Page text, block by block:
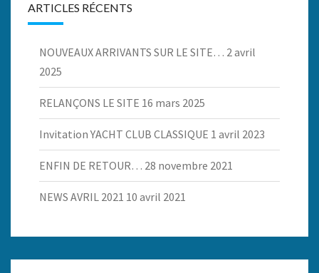
ARTICLES RÉCENTS
NOUVEAUX ARRIVANTS SUR LE SITE… 2 avril
2025
RELANÇONS LE SITE 16 mars 2025
Invitation YACHT CLUB CLASSIQUE 1 avril 2023
ENFIN DE RETOUR… 28 novembre 2021
NEWS AVRIL 2021 10 avril 2021